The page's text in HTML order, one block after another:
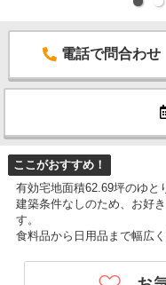
電話で問合わせ
ここがおすすめ！
有効宅地面積62.69坪のゆと
建築条件なしのため、お好
す。
食料品から日用品まで幅広